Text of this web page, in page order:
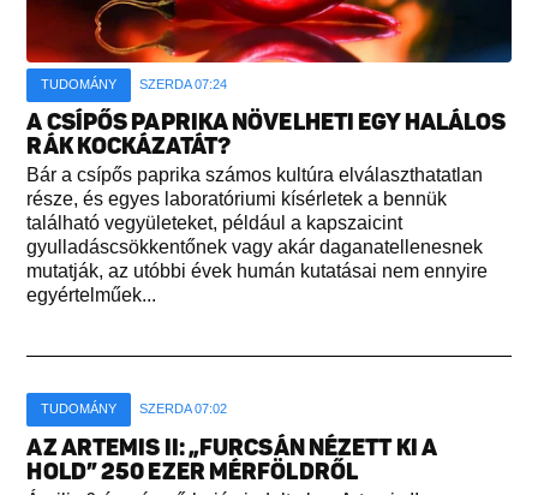
TUDOMÁNY SZERDA 07:24
A CSÍPŐS PAPRIKA NÖVELHETI EGY HALÁLOS
RÁK KOCKÁZATÁT?
Bár a csípős paprika számos kultúra elválaszthatatlan
része, és egyes laboratóriumi kísérletek a bennük
található vegyületeket, például a kapszaicint
gyulladáscsökkentőnek vagy akár daganatellenesnek
mutatják, az utóbbi évek humán kutatásai nem ennyire
egyértelműek...
TUDOMÁNY SZERDA 07:02
AZ ARTEMIS II: „FURCSÁN NÉZETT KI A
HOLD” 250 EZER MÉRFÖLDRŐL